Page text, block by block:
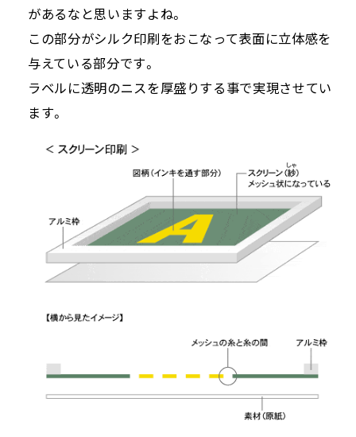
があるなと思いますよね。
この部分がシルク印刷をおこなって表面に立体感を
与えている部分です。
ラベルに透明のニスを厚盛りする事で実現させてい
ます。